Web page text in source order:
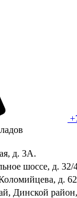
д. 3А.
шоссе, д. 32/
д.
Динской